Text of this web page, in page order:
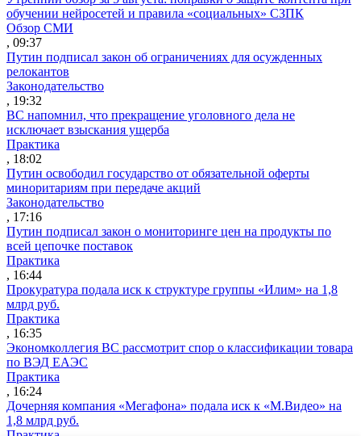
обучении нейросетей и правила «социальных» СЗПК
Обзор СМИ
, 09:37
Путин подписал закон об ограничениях для осужденных
релокантов
Законодательство
, 19:32
ВС напомнил, что прекращение уголовного дела не
исключает взыскания ущерба
Практика
, 18:02
Путин освободил государство от обязательной оферты
миноритариям при передаче акций
Законодательство
, 17:16
Путин подписал закон о мониторинге цен на продукты по
всей цепочке поставок
Практика
, 16:44
Прокуратура подала иск к структуре группы «Илим» на 1,8
млрд руб.
Практика
, 16:35
Экономколлегия ВС рассмотрит спор о классификации товара
по ВЭД ЕАЭС
Практика
, 16:24
Дочерняя компания «Мегафона» подала иск к «М.Видео» на
1,8 млрд руб.